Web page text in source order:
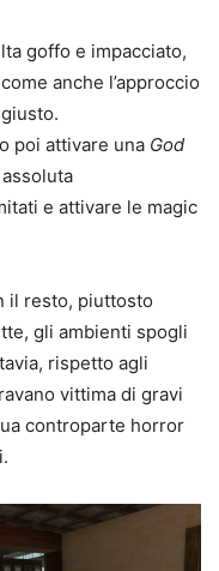
goffo e impacciato,
anche l’approccio
poi attivare una God
e attivare le magic
il resto, piuttosto
gli ambienti spogli
rispetto agli
vittima di gravi
controparte horror